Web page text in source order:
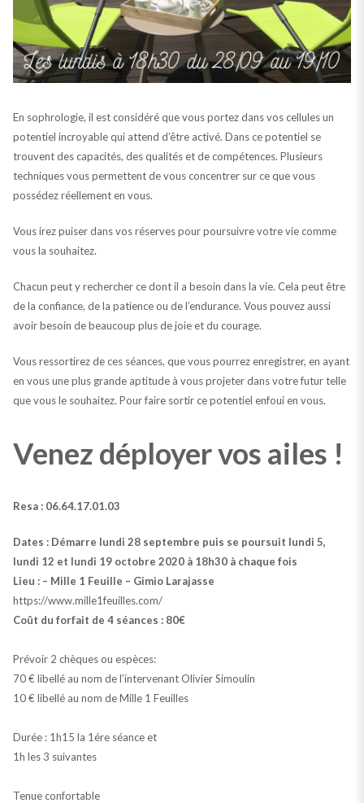
En sophrologie, il est considéré que vous portez dans vos cellules un
potentiel incroyable qui attend d’être activé. Dans ce potentiel se
trouvent des capacités, des qualités et de compétences. Plusieurs
techniques vous permettent de vous concentrer sur ce que vous
possédez réellement en vous.
Vous irez puiser dans vos réserves pour poursuivre votre vie comme
vous la souhaitez.
Chacun peut y rechercher ce dont il a besoin dans la vie. Cela peut être
de la confiance, de la patience ou de l’endurance. Vous pouvez aussi
avoir besoin de beaucoup plus de joie et du courage.
Vous ressortirez de ces séances, que vous pourrez enregistrer, en ayant
en vous une plus grande aptitude à vous projeter dans votre futur telle
que vous le souhaitez. Pour faire sortir ce potentiel enfoui en vous.
Venez déployer vos ailes !
Resa : 06.64.17.01.03
Dates : Démarre lundi 28 septembre puis se poursuit lundi 5,
lundi 12 et lundi 19 octobre 2020 à 18h30 à chaque fois
Lieu : – Mille 1 Feuille – Gimio Larajasse
https://www.mille1feuilles.com/
Coût du forfait de 4 séances : 80€
Prévoir 2 chèques ou espèces:
70 € libellé au nom de l’intervenant Olivier Simoulin
10 € libellé au nom de Mille 1 Feuilles
Durée : 1h15 la 1ére séance et
1h les 3 suivantes
Tenue confortable